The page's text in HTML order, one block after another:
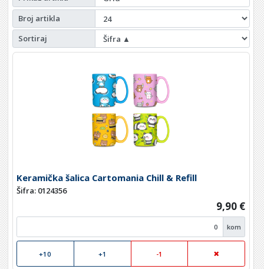
Broj artikla
Sortiraj
Keramička šalica Cartomania Chill & Refill
Šifra: 0124356
9,90 €
kom
+10 +1 -1